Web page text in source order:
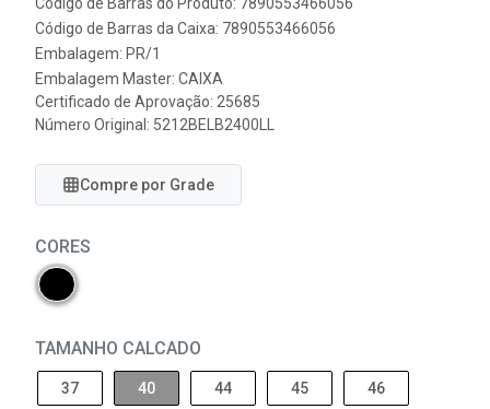
Código de Barras da Caixa: 7890553466056
Embalagem: PR/1
Embalagem Master: CAIXA
Certificado de Aprovação: 25685
Número Original: 5212BELB2400LL
Compre por Grade
CORES
TAMANHO CALCADO
37 40 44 45 46